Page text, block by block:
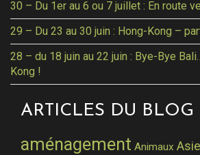
30 – Du 1er au 6 ou 7 juillet : En route
29 – Du 23 au 30 juin : Hong-Kong –
28 – du 18 juin au 22 juin : Bye-Bye
Kong !
ARTICLES DU BLOG
aménagement Animaux Asie